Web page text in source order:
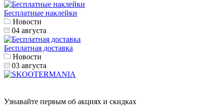
Бесплатные наклейки
Новости
04 августа
Бесплатная доставка
Новости
03 августа
Узнавайте первым об акциях и скидках